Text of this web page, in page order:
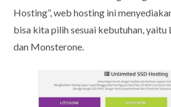
Hosting”, web hosting ini
bisa kita pilih sesuai kebutuhan,
dan Monsterone.